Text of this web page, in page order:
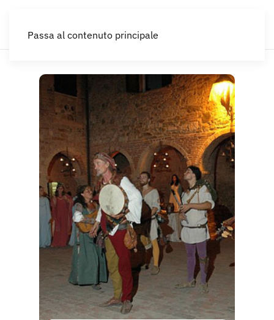
Passa al contenuto principale